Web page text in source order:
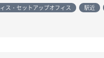
ス・セットアップオフィス 駅近